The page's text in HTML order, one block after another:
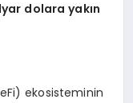
dolara yakın
ekosisteminin